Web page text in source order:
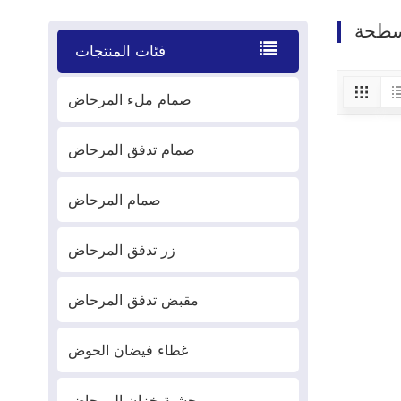
فئات المنتجات
صمام ملء المرحاض
صمام تدفق المرحاض
صمام المرحاض
زر تدفق المرحاض
مقبض تدفق المرحاض
غطاء فيضان الحوض